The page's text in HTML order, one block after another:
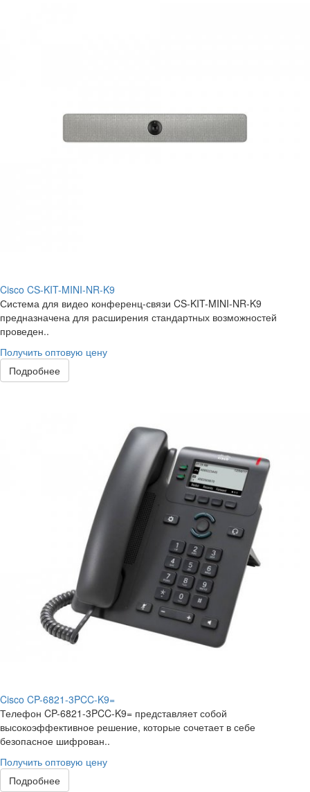
Cisco CS-KIT-MINI-NR-K9
Система для видео конференц-связи CS-KIT-MINI-NR-K9
предназначена для расширения стандартных возможностей
проведен..
Получить оптовую цену
Подробнее
Cisco CP-6821-3PCC-K9=
Телефон CP-6821-3PCC-K9= представляет собой
высокоэффективное решение, которые сочетает в себе
безопасное шифрован..
Получить оптовую цену
Подробнее